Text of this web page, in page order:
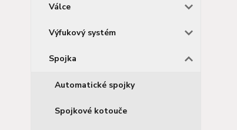
Válce
Výfukový systém
Spojka
Automatické spojky
Spojkové kotouče